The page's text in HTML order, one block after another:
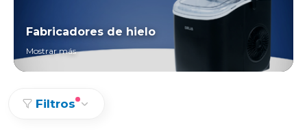
Fabricadores de hielo
Mostrar más
Filtros